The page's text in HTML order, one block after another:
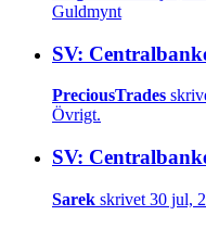
Guldmynt
SV:
PreciousTrades
Övrigt.
SV:
Sarek skrivet 30 jul,